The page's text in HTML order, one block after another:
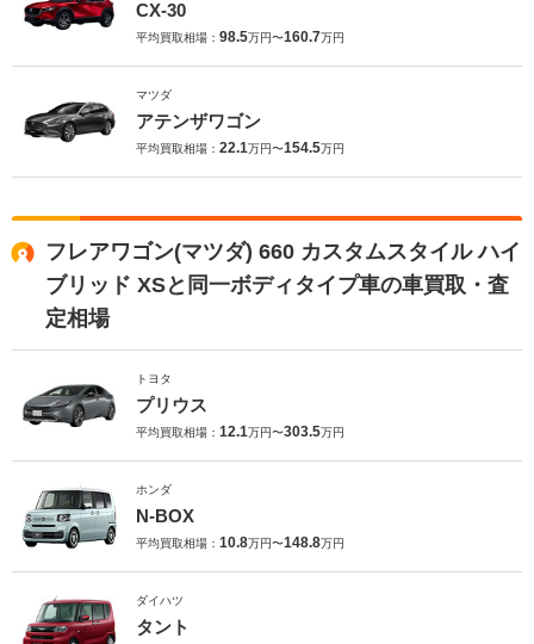
CX-30
平均買取相場： 98.5万円〜160.7万円
マツダ
アテンザワゴン
平均買取相場： 22.1万円〜154.5万円
フレアワゴン(マツダ) 660 カスタムスタイル ハイ
ブリッド XSと同一ボディタイプ車の車買取・査
定相場
トヨタ
プリウス
平均買取相場： 12.1万円〜303.5万円
ホンダ
N-BOX
平均買取相場： 10.8万円〜148.8万円
ダイハツ
タント